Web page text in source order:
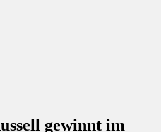
gewinnt im